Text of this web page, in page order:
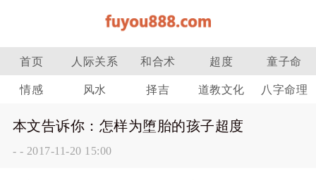
首页 人际关系 和合术 超度 童子命
情感 风水 择吉 道教文化 八字命理
本文告诉你：怎样为堕胎的孩子超度
- - 2017-11-20 15:00